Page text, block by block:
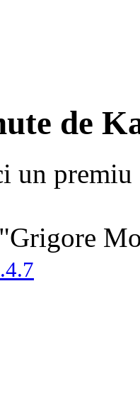
de
un premiu